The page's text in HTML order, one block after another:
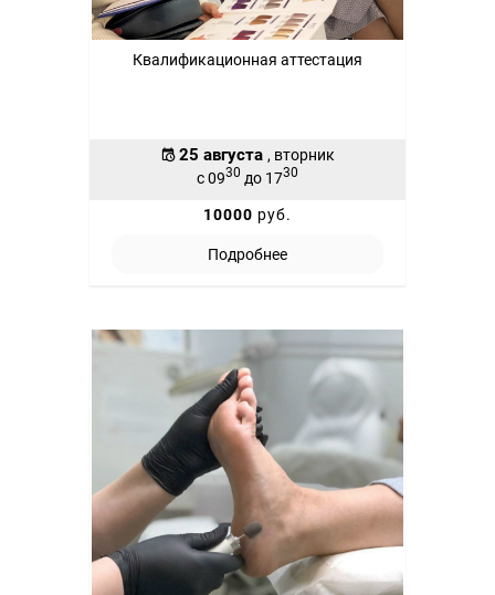
Квалификационная аттестация
25 августа , вторник
с 0930 до 1730
10000 руб.
Подробнее